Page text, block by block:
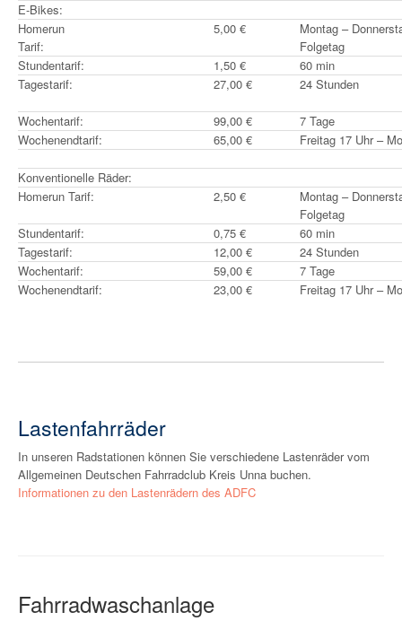
E-Bikes:
Homerun
Tarif:
5,00 €
Montag –
Folgetag
Stundentarif: 1,50 €
60 min
Tagestarif:
27,00 € 24 Stunden
Wochentarif: 99,00 €
7 Tage
Wochenendtarif:
65,00 € Freitag 17 Uhr –
Konventionelle Räder:
Homerun Tarif:
2,50 €
Montag –
Folgetag
Stundentarif:
0,75 €
60 min
Tagestarif:
12,00 €
24 Stunden
Wochentarif:
59,00 €
7 Tage
Wochenendtarif:
23,00 € Freitag 17 Uhr –
Lastenfahrräder
In unseren Radstationen können Sie verschiedene Lastenräder vom
Allgemeinen Deutschen Fahrradclub Kreis Unna buchen.
Informationen zu den Lastenrädern des ADFC
Fahrradwaschanlage